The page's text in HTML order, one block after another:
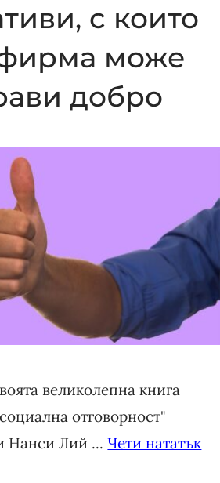
с които
може
добро
великолепна книга
отговорност"
Нанси Лий ...Чети нататък